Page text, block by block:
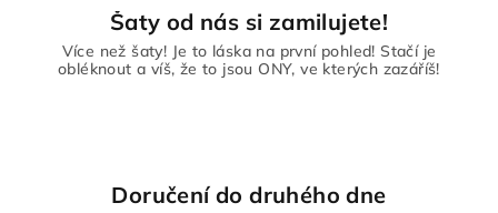
Šaty od nás si zamilujete!
Více než šaty! Je to láska na první pohled! Stačí je
obléknout a víš, že to jsou ONY, ve kterých zazáříš!
Doručení do druhého dne